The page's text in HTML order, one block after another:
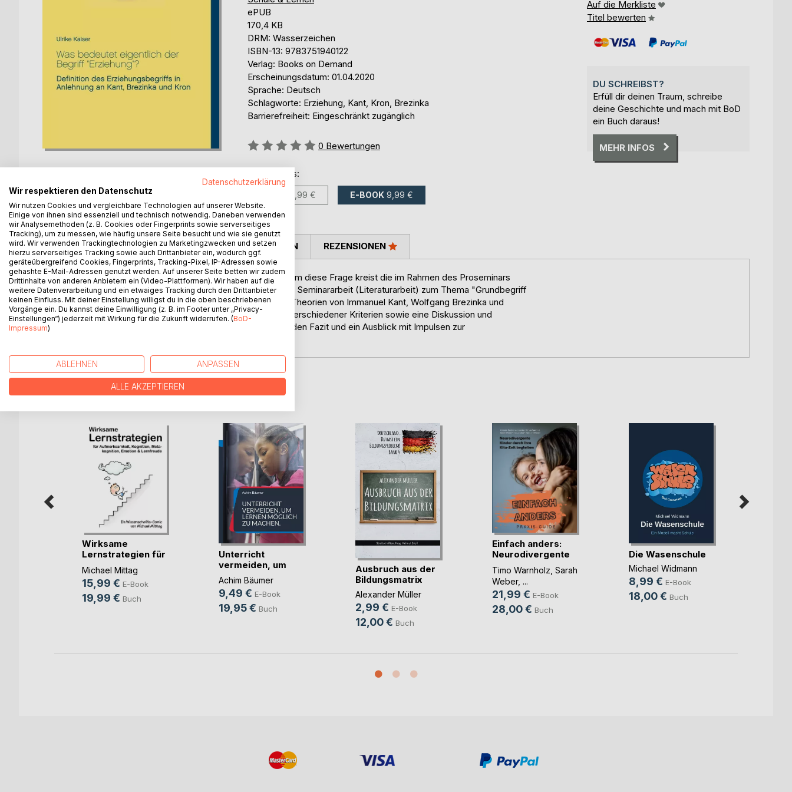
ePUB
170,4 KB
DRM: Wasserzeichen
ISBN-13: 9783751940122
Verlag: Books on Demand
Erscheinungsdatum: 01.04.2020
Sprache: Deutsch
Schlagworte: Erziehung, Kant, Kron, Brezinka
Barrierefreiheit: Eingeschränkt zugänglich
Bewertung::
0 Bewertungen
erhältlich als:
12,99 € E-BOOK 9,99 €
Auf die Merkliste
Titel bewerten
DU SCHREIBST?
Erfüll dir deinen Traum, schreibe
deine Geschichte und mach mit BoD
ein Buch daraus!
MEHR INFOS
BESCHREIBUNG
Wie lässt sich der Begriff "Erziehung" heute definieren? Um diese Frage kreist die im Rahmen des Proseminars
"Grundbegriffe der Erziehungswissenschaft" entstandene Seminararbeit (Literaturarbeit) zum Thema "Grundbegriff
Erziehung" (Note 1). Nach der Vorstellung der bekannten Theorien von Immanuel Kant, Wolfgang Brezinka und
Friedrich Kron erfolgt ein ausführlicher Vergleich anhand verschiedener Kriterien sowie eine Diskussion und
Würdigung der Begriffsbestimmungen. Den Abschluss bilden Fazit und ein Ausblick mit Impulsen zur
AUTOR/IN PRESSESTIMMEN REZENSIONEN
WEITERE TITEL BEIBoD
Wirksame
Lernstrategien für
Aufmer(...)
Michael Mittag
15,99 € E-Book
19,99 € Buch
Unterricht
vermeiden, um
Lernen mö(...)
Achim Bäumer
9,49 € E-Book
19,95 € Buch
Ausbruch aus der
Bildungsmatrix
Alexander Müller
2,99 € E-Book
12,00 € Buch
Einfach anders:
Neurodivergente
Ki(...)
Timo Warnholz Sarah
Weber, ...
21,99 € E-Book
28,00 € Buch
Die Wasenschule
Michael Widmann
8,99 € E-Book
18,00 € Buch
Datenschutzerklärung
Wir respektieren den Datenschutz
Wir nutzen Cookies und vergleichbare Technologien auf unserer Website.
Einige von ihnen sind essenziell und technisch notwendig. Daneben verwenden
wir Analysemethoden (z. B. Cookies oder Fingerprints sowie serverseitiges
Tracking), um zu messen, wie häufig unsere Seite besucht und wie sie genutzt
wird. Wir verwenden Trackingtechnologien zu Marketingzwecken und setzen
hierzu serverseitiges Tracking sowie auch Drittanbieter ein, wodurch ggf.
geräteübergreifend Cookies, Fingerprints, Tracking-Pixel, IP-Adressen sowie
gehashte E-Mail-Adressen genutzt werden. Auf unserer Seite betten wir zudem
Drittinhalte von anderen Anbietern ein (Video-Plattformen). Wir haben auf die
weitere Datenverarbeitung und ein etwaiges Tracking durch den Drittanbieter
keinen Einfluss. Mit deiner Einstellung willigst du in die oben beschriebenen
Vorgänge ein. Du kannst deine Einwilligung (z. B. im Footer unter „Privacy-
Einstellungen“) jederzeit mit Wirkung für die Zukunft widerrufen. (BoD-
Impressum)
ABLEHNEN ANPASSEN
ALLE AKZEPTIEREN